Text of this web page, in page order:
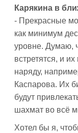
Карякина в
- Прекрасные
как минимум
уровне. Думаю,
встретятся, и
наряду,
Каспарова. Их
будут
шахмат во всё
Хотел бы я,